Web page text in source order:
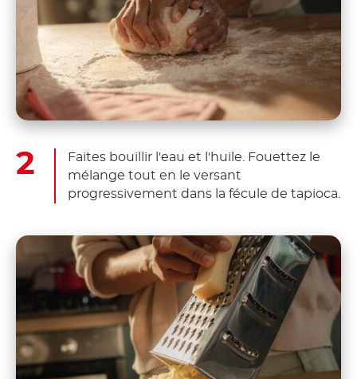
Faites bouillir l'eau et l'huile. Fouettez le
mélange tout en le versant
progressivement dans la fécule de tapioca.